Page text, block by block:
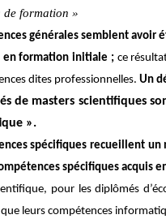
de formation »
générales semblent avoir
en formation initiale ; ce
dites professionnelles. Un
de masters scientifiques
».
spécifiques recueillent un
spécifiques acquis
pour les diplômés
leurs compétences